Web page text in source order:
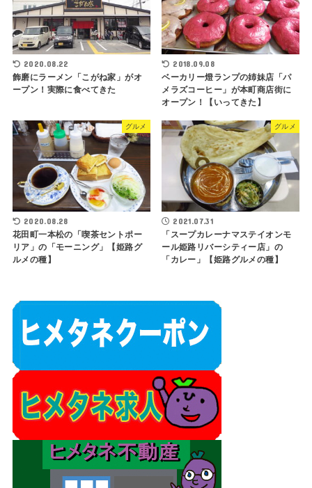
2020.08.22
飾磨にラーメン「こがね家」がオ
ープン！実際に食べてきた
2018.09.08
ベーカリー燈ランプの姉妹店「パ
メラズコーヒー」が本町商店街に
オープン！【いってきた】
グルメ
2020.08.28
花田町一本松の「喫茶セントポー
リア」の「モーニング」【姫路グ
ルメの種】
グルメ
2021.07.31
「スープカレーナマステイオンモ
ール姫路リバーシティー店」の
「カレー」【姫路グルメの種】